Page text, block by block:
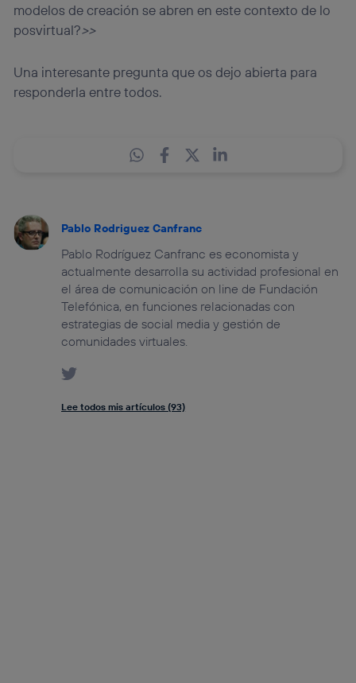
modelos de creación se abren en este contexto de lo
posvirtual?>>
Una interesante pregunta que os dejo abierta para
responderla entre todos.
Pablo Rodriguez Canfranc
Pablo Rodríguez Canfranc es economista y
actualmente desarrolla su actividad profesional en
el área de comunicación on line de Fundación
Telefónica, en funciones relacionadas con
estrategias de social media y gestión de
comunidades virtuales.
Lee todos mis artículos (93)